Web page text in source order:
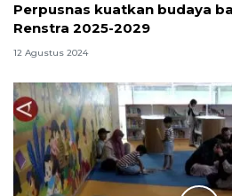
Perpusnas kuatkan budaya
Renstra 2025-2029
12 Agustus 2024